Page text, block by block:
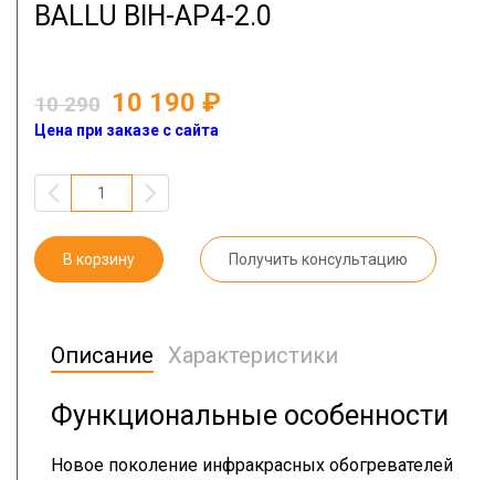
BALLU BIH-AP4-2.0
10 290 10 190
Цена при заказе с сайта
В корзину Получить консультацию
Описание Характеристики
Функциональные особенности
Новое поколение инфракрасных обогревателей